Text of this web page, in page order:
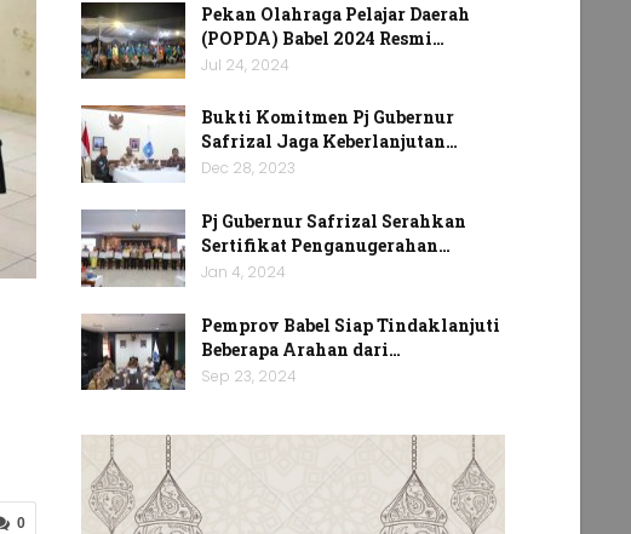
0
Pekan Olahraga Pelajar Daerah
(POPDA) Babel 2024 Resmi…
Jul 24, 2024
Bukti Komitmen Pj Gubernur
Safrizal Jaga Keberlanjutan…
Dec 28, 2023
Pj Gubernur Safrizal Serahkan
Sertifikat Penganugerahan…
Jan 4, 2024
Pemprov Babel Siap Tindaklanjuti
Beberapa Arahan dari…
Sep 23, 2024